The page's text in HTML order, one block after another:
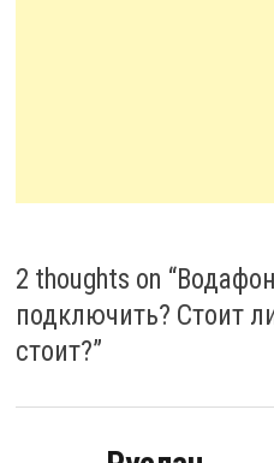
2 thoughts on “
подключить? Стоит
стоит?”